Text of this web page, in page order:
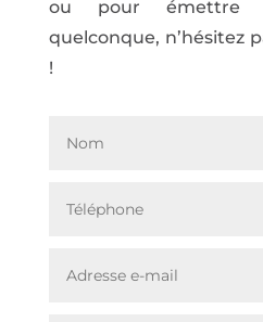
ou pour émettre
quelconque, n’hésitez
!